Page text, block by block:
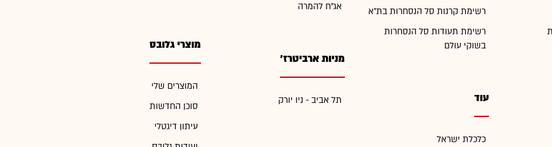
רשימת קרנות סל הנסחרות בת"א
רשימת תעודות סל הנסחרות
בשוקי עולם
עוד
כלכלת ישראל
אג"ח להמרה
מניות ארביטרז'
תל אביב - ניו יורק
מוצרי גלובס
המוצרים שלי
סוכן החדשות
עיתון דיגטלי